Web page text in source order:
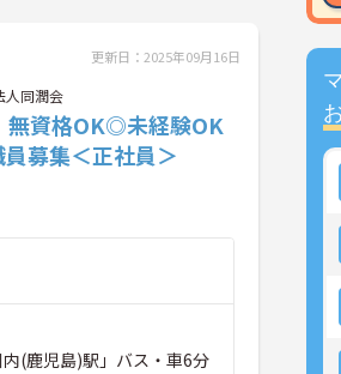
更新日：2025年09月16日
人同潤会
無資格OK◎未経験OK
募集＜正社員＞
(鹿児島)駅」バス・車6分